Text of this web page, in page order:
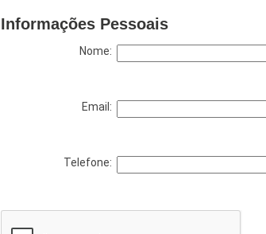
Informações Pessoais
Nome:
Email:
Telefone: